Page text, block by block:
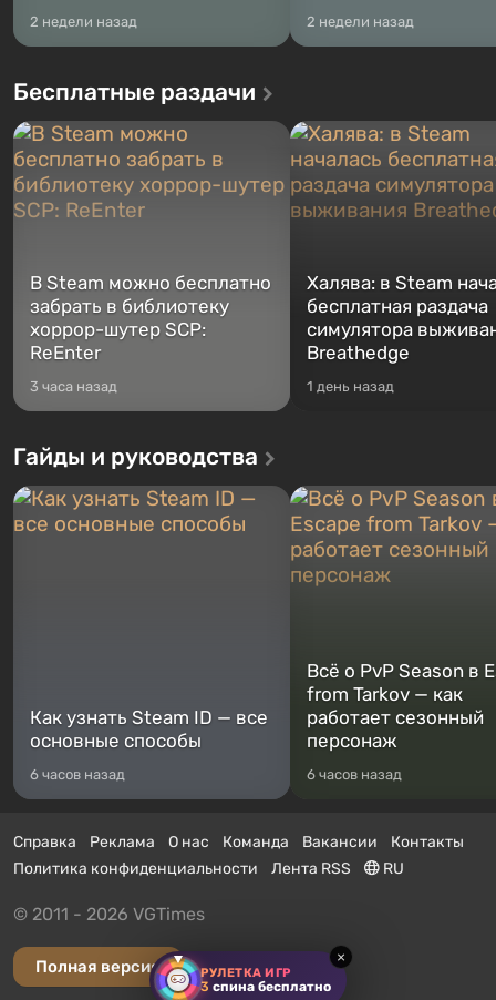
РУЛЕТКА ИГР
3 спина бесплатно
×
2 недели назад 2 недели назад
Бесплатные раздачи
В Steam можно бесплатно
забрать в библиотеку
хоррор-шутер SCP:
ReEnter
3 часа назад
Халява: в Steam
бесплатная раздача
симулятора
Breathedge
1 день назад
Гайды и руководства
Как узнать Steam ID — все
основные способы
6 часов назад
Всё о PvP Season в
from Tarkov — как
работает сезонный
персонаж
6 часов назад
Справка Реклама О нас Команда Вакансии
Контакты
Политика конфиденциальности
Лента RSS RU
© 2011 - 2026 VGTimes
Полная версия